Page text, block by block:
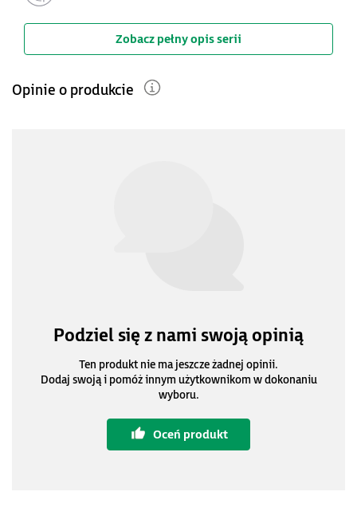
Zobacz pełny opis serii
Opinie o produkcie
Podziel się z nami swoją opinią
Ten produkt nie ma jeszcze żadnej opinii.
Dodaj swoją i pomóż innym użytkownikom w dokonaniu
wyboru.
Oceń produkt